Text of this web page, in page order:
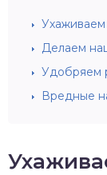
Ухаживаем
Делаем
Удобряем
Вредные